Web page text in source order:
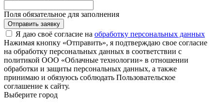
Поля обязательное для заполнения
Отправить заявку
Я даю своё согласие на обработку персональных данных
Нажимая кнопку «Отправить», я подтверждаю свое согласие
на обработку персональных данных в соответствии с
политикой ООО «Облачные технологии» в отношении
обработки и защиты персональных данных, а также
принимаю и обязуюсь соблюдать Пользовательское
соглашение к сайту.
Выберите город